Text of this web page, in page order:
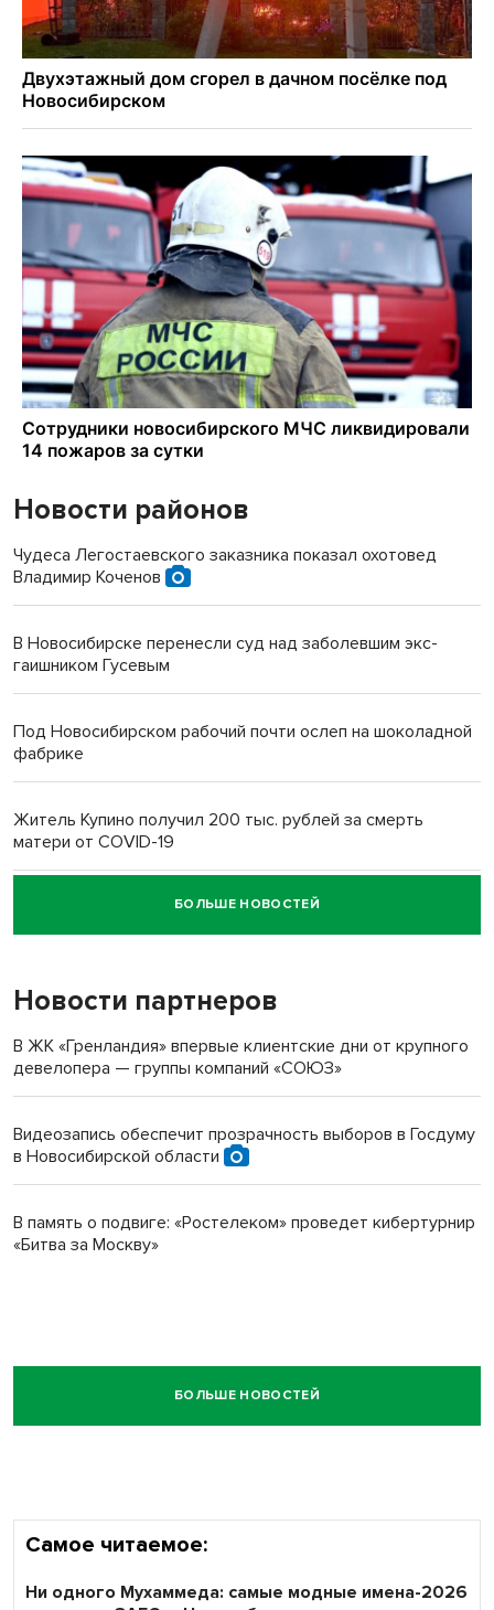
Новости районов
Чудеса Легостаевского заказника показал охотовед
Владимир Коченов
В Новосибирске перенесли суд над заболевшим экс-
гаишником Гусевым
Под Новосибирском рабочий почти ослеп на шоколадной
фабрике
Житель Купино получил 200 тыс. рублей за смерть
матери от COVID-19
Новосибирский суд наказал водителя за смерть
пенсионерки на вокзале
БОЛЬШЕ НОВОСТЕЙ
Новости партнеров
В ЖК «Гренландия» впервые клиентские дни от крупного
девелопера — группы компаний «СОЮЗ»
Видеозапись обеспечит прозрачность выборов в Госдуму
в Новосибирской области
В память о подвиге: «Ростелеком» проведет кибертурнир
«Битва за Москву»
БОЛЬШЕ НОВОСТЕЙ
Самое читаемое:
Ни одного Мухаммеда: самые модные имена-2026